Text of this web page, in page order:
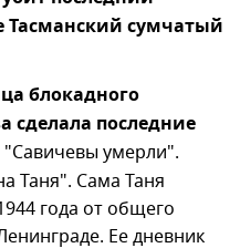
сумчатый
блокадного
сделала последние
"Савичевы умерли".
Таня". Сама Таня
года от общего
Ее дневник